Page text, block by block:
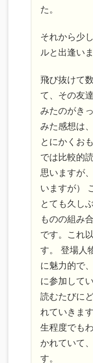
た。
それから少
ルと出逢いま
飛び抜けて
て、その友
みたのがき
みた感想は
とにかくお
では比較的
思いますが
いますが）
とても久し
ものの組み
です。これ
す。 登場人
に魅力的で
に参加して
読むたびに
れていきま
生程度でも
かれていて
す。